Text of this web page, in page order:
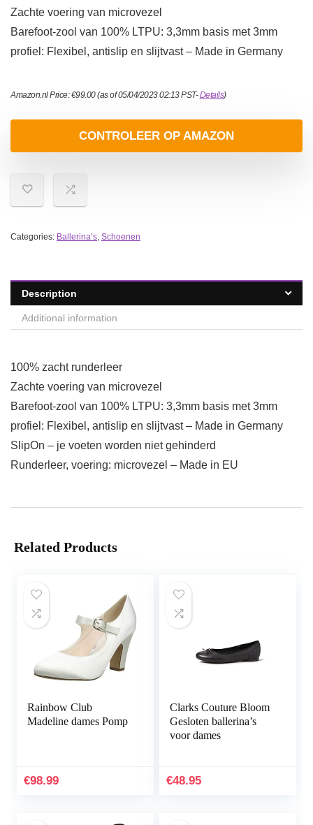
Zachte voering van microvezel
Barefoot-zool van 100% LTPU: 3,3mm basis met 3mm
profiel: Flexibel, antislip en slijtvast – Made in Germany
Amazon.nl Price:€99.00(as of 05/04/2023 02:13 PST-Details)
CONTROLEER OP AMAZON
Categories: Ballerina’s, Schoenen
Description
Additional information
100% zacht runderleer
Zachte voering van microvezel
Barefoot-zool van 100% LTPU: 3,3mm basis met 3mm
profiel: Flexibel, antislip en slijtvast – Made in Germany
SlipOn – je voeten worden niet gehinderd
Runderleer, voering: microvezel – Made in EU
Related Products
Rainbow Club
Madeline dames Pomp
€98.99
Clarks Couture Bloom
Gesloten ballerina’s
voor dames
€48.95